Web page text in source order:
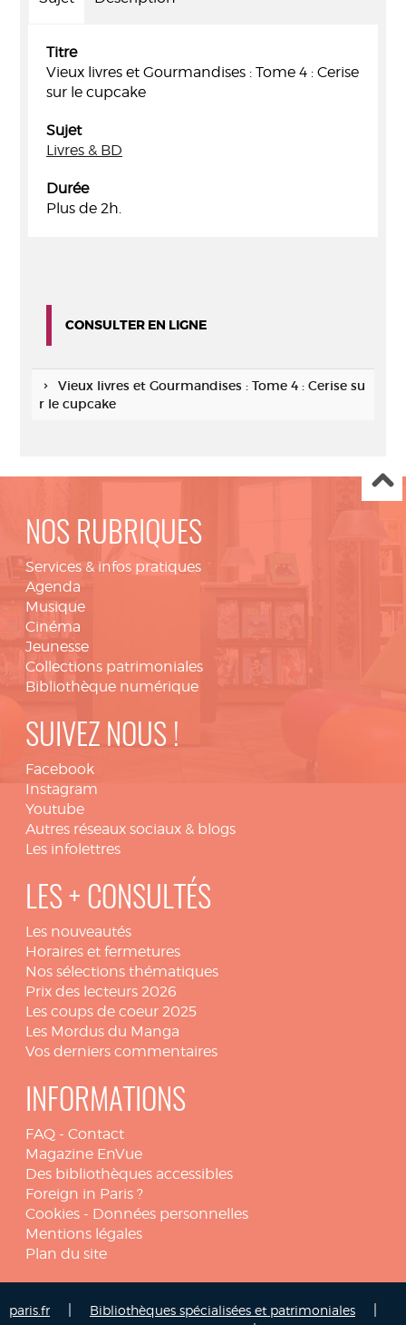
Titre
Vieux livres et Gourmandises : Tome 4 : Cerise
sur le cupcake
Sujet
Livres & BD
Durée
Plus de 2h.
CONSULTER EN LIGNE
Vieux livres et Gourmandises : Tome 4 : Cerise su
r le cupcake
NOS RUBRIQUES
Services & infos pratiques
Agenda
Musique
Cinéma
Jeunesse
Collections patrimoniales
Bibliothèque numérique
SUIVEZ NOUS !
Facebook
Instagram
Youtube
Autres réseaux sociaux & blogs
Les infolettres
LES + CONSULTÉS
Les nouveautés
Horaires et fermetures
Nos sélections thématiques
Prix des lecteurs 2026
Les coups de coeur 2025
Les Mordus du Manga
Vos derniers commentaires
INFORMATIONS
FAQ - Contact
Magazine EnVue
Des bibliothèques accessibles
Foreign in Paris ?
Cookies - Données personnelles
Mentions légales
Plan du site
paris.fr Bibliothèques spécialisées et patrimoniales